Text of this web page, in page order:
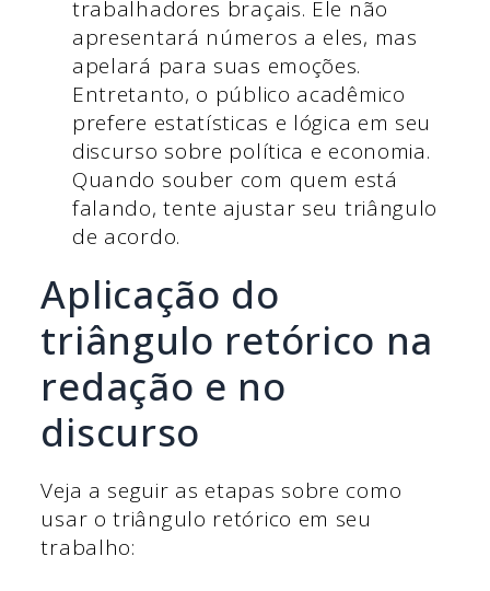
trabalhadores braçais. Ele não
apresentará números a eles, mas
apelará para suas emoções.
Entretanto, o público acadêmico
prefere estatísticas e lógica em seu
discurso sobre política e economia.
Quando souber com quem está
falando, tente ajustar seu triângulo
de acordo.
Aplicação do
triângulo retórico na
redação e no
discurso
Veja a seguir as etapas sobre como
usar o triângulo retórico em seu
trabalho: